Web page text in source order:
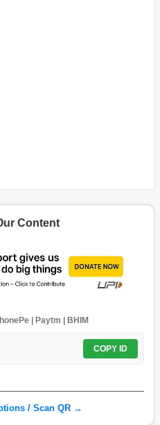
Content
| Paytm | BHIM
COPY ID
/ Scan QR →